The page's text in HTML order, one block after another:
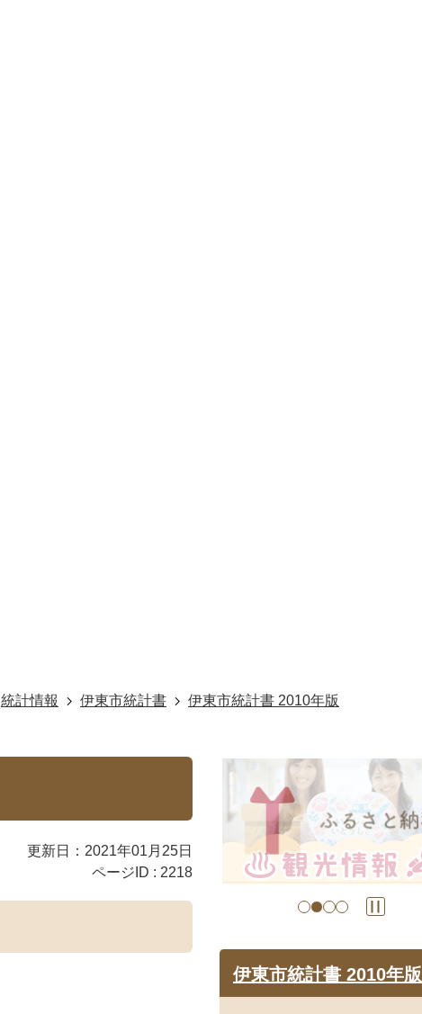
統計情報 伊東市統計書
伊東市統計書 2010年版
更新日：2021年01月25日
ページID : 2218
目
ド
目
ド
伊東市統計書 2010年版